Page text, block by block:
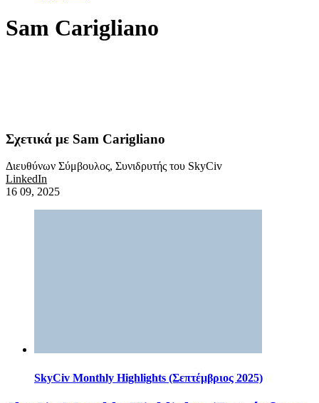
Sam Carigliano
Σχετικά με Sam Carigliano
Διευθύνων Σύμβουλος, Συνιδρυτής του SkyCiv
LinkedIn
16 09, 2025
SkyCiv Monthly Highlights (Σεπτέμβριος 2025)